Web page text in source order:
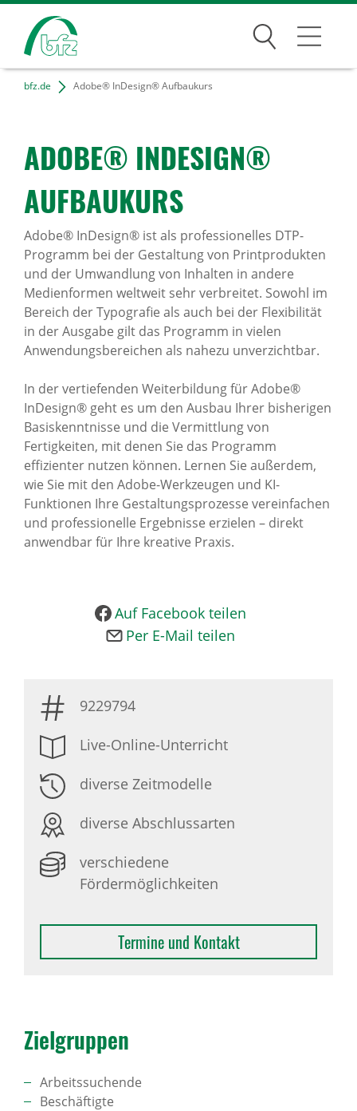
Suchen
Bildungsangebote
Karriere
Über uns
Standorte
Presse
bfz.de Adobe® InDesign® Aufbaukurs
ADOBE® INDE­SIGN®
AUFBAU­KURS
Adobe® InDesign® ist als professionelles DTP-
Programm bei der Gestaltung von Printprodukten
und der Umwandlung von Inhalten in andere
Medienformen weltweit sehr verbreitet. Sowohl im
Bereich der Typografie als auch bei der Flexibilität
in der Ausgabe gilt das Programm in vielen
Anwendungsbereichen als nahezu unverzichtbar.
In der vertiefenden Weiterbildung für Adobe®
InDesign® geht es um den Ausbau Ihrer bisherigen
Basiskenntnisse und die Vermittlung von
Fertigkeiten, mit denen Sie das Programm
effizienter nutzen können. Lernen Sie außerdem,
wie Sie mit den Adobe-Werkzeugen und KI-
Funktionen Ihre Gestaltungsprozesse vereinfachen
und professionelle Ergebnisse erzielen – direkt
anwendbar für Ihre kreative Praxis.
Auf Facebook teilen
Per E-Mail teilen
9229794
Live-Online-Unterricht
diverse Zeitmodelle
diverse Abschlussarten
verschiedene
Fördermöglichkeiten
Termine und Kontakt
Ziel­gruppen
Arbeitssuchende
Beschäftigte